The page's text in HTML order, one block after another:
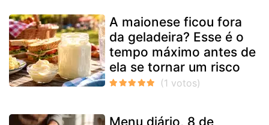
A maionese ficou fora
da geladeira? Esse é o
tempo máximo antes de
ela se tornar um risco
Menu diário, 8 de